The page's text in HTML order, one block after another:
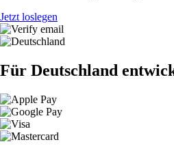
Jetzt loslegen
Für Deutschland